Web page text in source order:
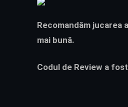
Recomandăm
mai bună.
Codul de Review a